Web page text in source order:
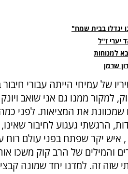
יגדלו בבית שמח"
יערי ז"ל
למנוחות
שרמן
של עמיחי הייתה עבורי חיבור
למקור ממנו גם אני שואב ויונק
את המציאות. לפני
הרגשתי געגוע לחיבור שאינו,
איש יקר שפתח בפני עולם רוח
והמילים של הרב קוק משכו
שזה זה. למדנו יחד שמונה